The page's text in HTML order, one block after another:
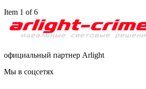
Item 1 of 6
официальный партнер Arlight
Мы в соцсетях